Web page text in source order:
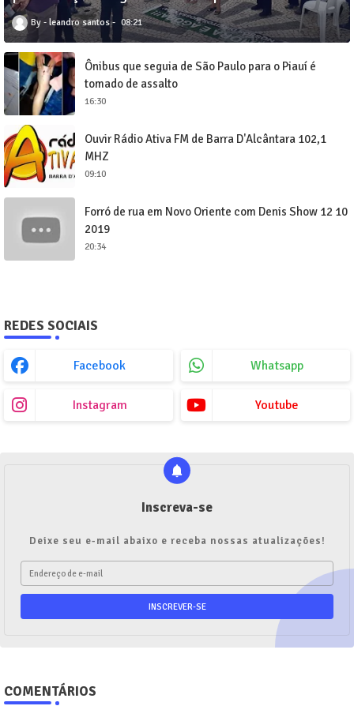
leandro santos 08:21
Ônibus que seguia de São Paulo para o Piauí é
tomado de assalto
16:30
Ouvir Rádio Ativa FM de Barra D'Alcântara 102,1
MHZ
09:10
Forró de rua em Novo Oriente com Denis Show 12 10
2019
20:34
REDES SOCIAIS
Facebook Whatsapp
Instagram Youtube
Inscreva-se
Deixe seu e-mail abaixo e receba nossas atualizações!
COMENTÁRIOS